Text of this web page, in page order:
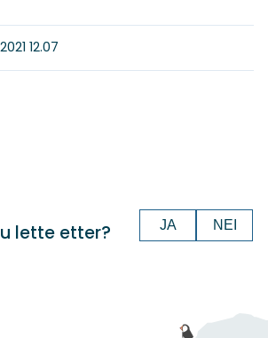
12.07
lette etter? JA NEI